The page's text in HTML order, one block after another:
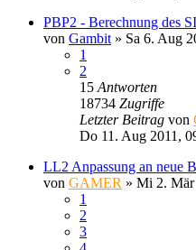
PBP2 - Berechnung des SI
von Gambit » Sa 6. Aug
1
2
15 Antworten
18734 Zugriffe
Letzter Beitrag von
Do 11. Aug 2011,
LL2 Anpassung an neue
von GAMER » Mi 2. Mär
1
2
3